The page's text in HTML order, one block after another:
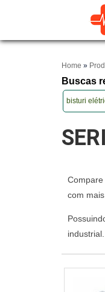
Home »
Buscas
bisturi
com